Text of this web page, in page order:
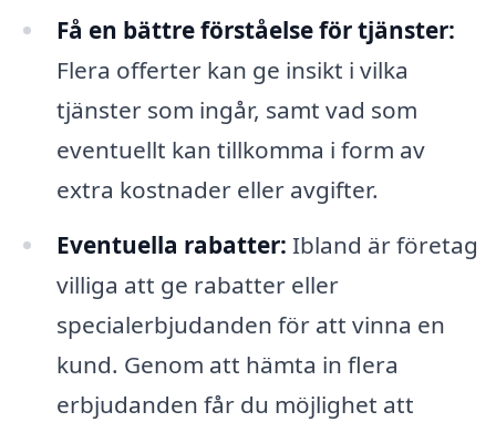
Få en bättre förståelse för tjänster:
Flera offerter kan ge insikt i vilka
tjänster som ingår, samt vad som
eventuellt kan tillkomma i form av
extra kostnader eller avgifter.
Eventuella rabatter: Ibland är företag
villiga att ge rabatter eller
specialerbjudanden för att vinna en
kund. Genom att hämta in flera
erbjudanden får du möjlighet att